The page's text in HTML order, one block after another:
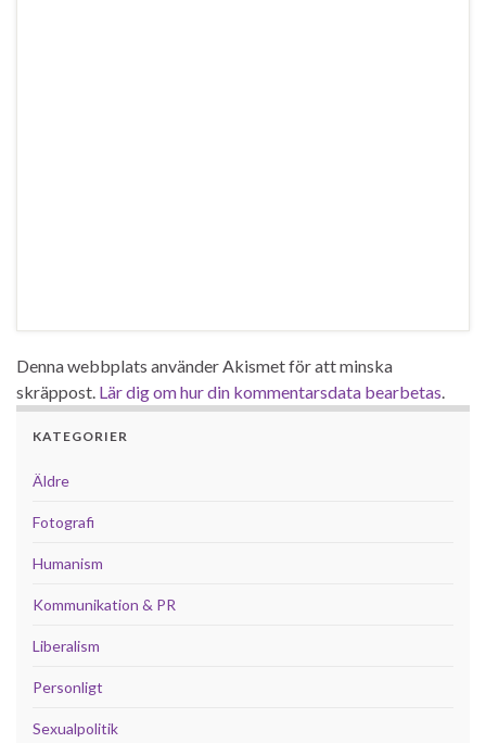
Denna webbplats använder Akismet för att minska
skräppost. Lär dig om hur din kommentarsdata bearbetas.
KATEGORIER
Äldre
Fotografi
Humanism
Kommunikation & PR
Liberalism
Personligt
Sexualpolitik